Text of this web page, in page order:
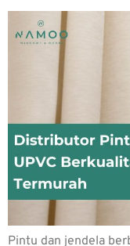
Pintu dan jendela